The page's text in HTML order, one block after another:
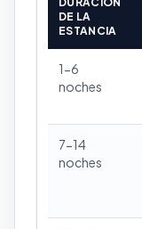
DE LA
ESTANCIA
1-6
noches
7-14
noches